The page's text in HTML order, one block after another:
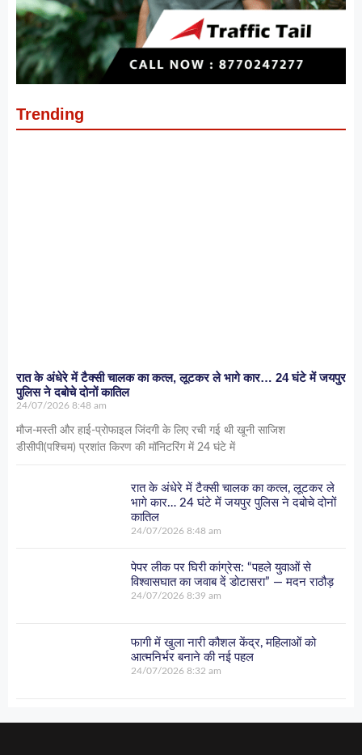
Trending
रात के अंधेरे में टैक्सी चालक का कत्ल, लूटकर ले भागे कार… 24 घंटे में जयपुर
पुलिस ने दबोचे दोनों कातिल
24/07/2026 8:48 am
मौज-मस्ती और हाई-प्रोफाइल जिंदगी के लिए रची गई थी खूनी साजिश
डीसीपी(पश्चिम) प्रशांत किरण की मॉनिटरिंग में 24 घंटे में
रात के अंधेरे में टैक्सी चालक का कत्ल, लूटकर ले
भागे कार… 24 घंटे में जयपुर पुलिस ने दबोचे दोनों
कातिल
24/07/20268:48 am
पेपर लीक पर घिरी कांग्रेस: “पहले युवाओं से
विश्वासघात का जवाब दें डोटासरा” — मदन राठौड़
24/07/20268:39 am
फागी में खुला नारी कौशल केंद्र, महिलाओं को
आत्मनिर्भर बनाने की नई पहल
24/07/20268:32 am